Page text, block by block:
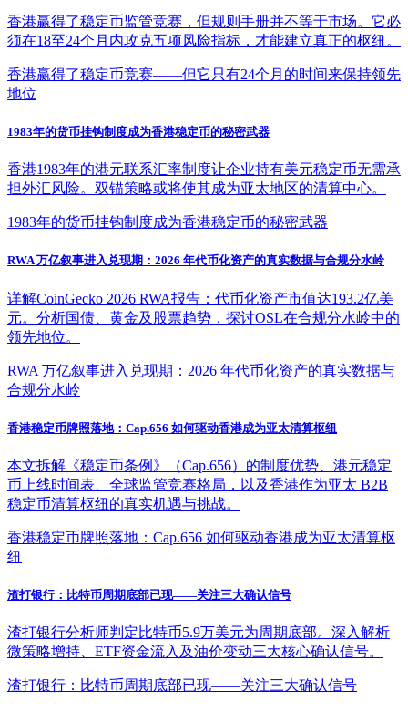
香港赢得了稳定币监管竞赛，但规则手册并不等于市场。它必
须在18至24个月内攻克五项风险指标，才能建立真正的枢纽。
香港赢得了稳定币竞赛——但它只有24个月的时间来保持领先
地位
1983年的货币挂钩制度成为香港稳定币的秘密武器
香港1983年的港元联系汇率制度让企业持有美元稳定币无需承
担外汇风险。双锚策略或将使其成为亚太地区的清算中心。
1983年的货币挂钩制度成为香港稳定币的秘密武器
RWA 万亿叙事进入兑现期：2026 年代币化资产的真实数据与合规分水岭
详解CoinGecko 2026 RWA报告：代币化资产市值达193.2亿美
元。分析国债、黄金及股票趋势，探讨OSL在合规分水岭中的
领先地位。
RWA 万亿叙事进入兑现期：2026 年代币化资产的真实数据与
合规分水岭
香港稳定币牌照落地：Cap.656 如何驱动香港成为亚太清算枢纽
本文拆解《稳定币条例》（Cap.656）的制度优势、港元稳定
币上线时间表、全球监管竞赛格局，以及香港作为亚太 B2B
稳定币清算枢纽的真实机遇与挑战。
香港稳定币牌照落地：Cap.656 如何驱动香港成为亚太清算枢
纽
渣打银行：比特币周期底部已现——关注三大确认信号
渣打银行分析师判定比特币5.9万美元为周期底部。深入解析
微策略增持、ETF资金流入及油价变动三大核心确认信号。
渣打银行：比特币周期底部已现——关注三大确认信号